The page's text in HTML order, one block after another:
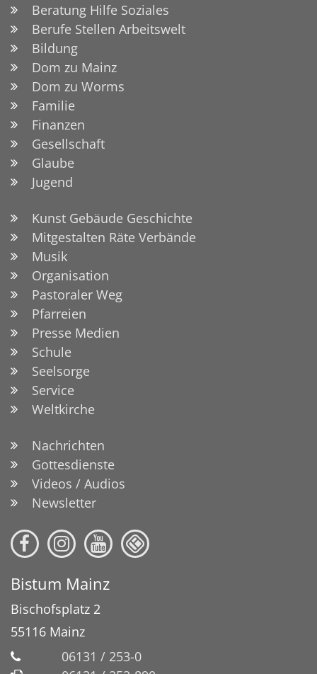
Beratung Hilfe Soziales
Berufe Stellen Arbeitswelt
Bildung
Dom zu Mainz
Dom zu Worms
Familie
Finanzen
Gesellschaft
Glaube
Jugend
Kunst Gebäude Geschichte
Mitgestalten Räte Verbände
Musik
Organisation
Pastoraler Weg
Pfarreien
Presse Medien
Schule
Seelsorge
Service
Weltkirche
Nachrichten
Gottesdienste
Videos / Audios
Newsletter
Bistum Mainz
Bischofsplatz 2
55116 Mainz
06131 / 253-0